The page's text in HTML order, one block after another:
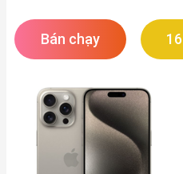
Bán chạy